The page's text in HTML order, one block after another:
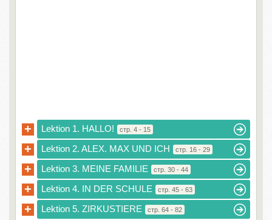
+ Lektion 1. HALLO! стр. 4 - 15
+ Lektion 2. ALEX. MAX UND ICH стр. 16 - 29
+ Lektion 3. MEINE FAMILIE стр. 30 - 44
+ Lektion 4. IN DER SCHULE стр. 45 - 63
+ Lektion 5. ZIRKUSTIERE стр. 64 - 82